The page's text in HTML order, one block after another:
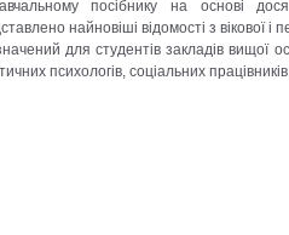
посібнику на основі
найновіші відомості з вікової і
для студентів закладів вищої
психологів, соціальних